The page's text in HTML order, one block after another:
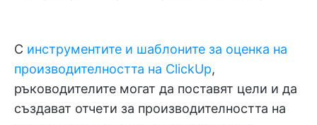
С инструментите и шаблоните за оценка на
производителността на ClickUp,
ръководителите могат да поставят цели и да
създават отчети за производителността на